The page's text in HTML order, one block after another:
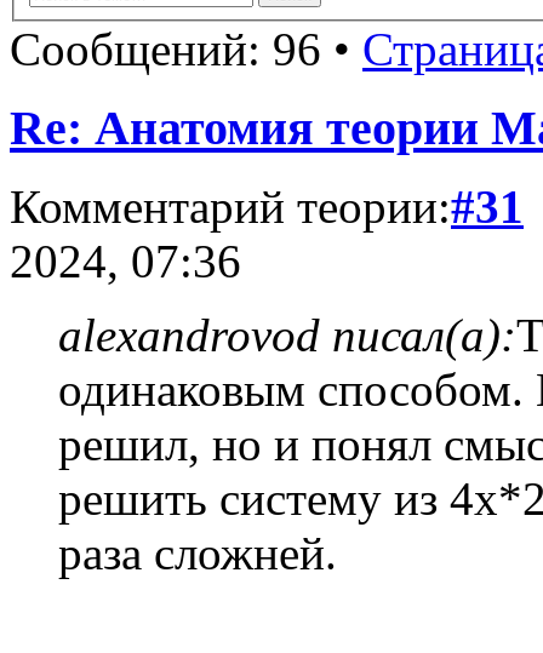
Сообщений: 96 •
Re: Анатомия теории
Комментарий теории:#31
2024, 07:36
alexandrovod писал(а):
одинаковым способом.
решил, но и понял
решить систему из
раза сложней.